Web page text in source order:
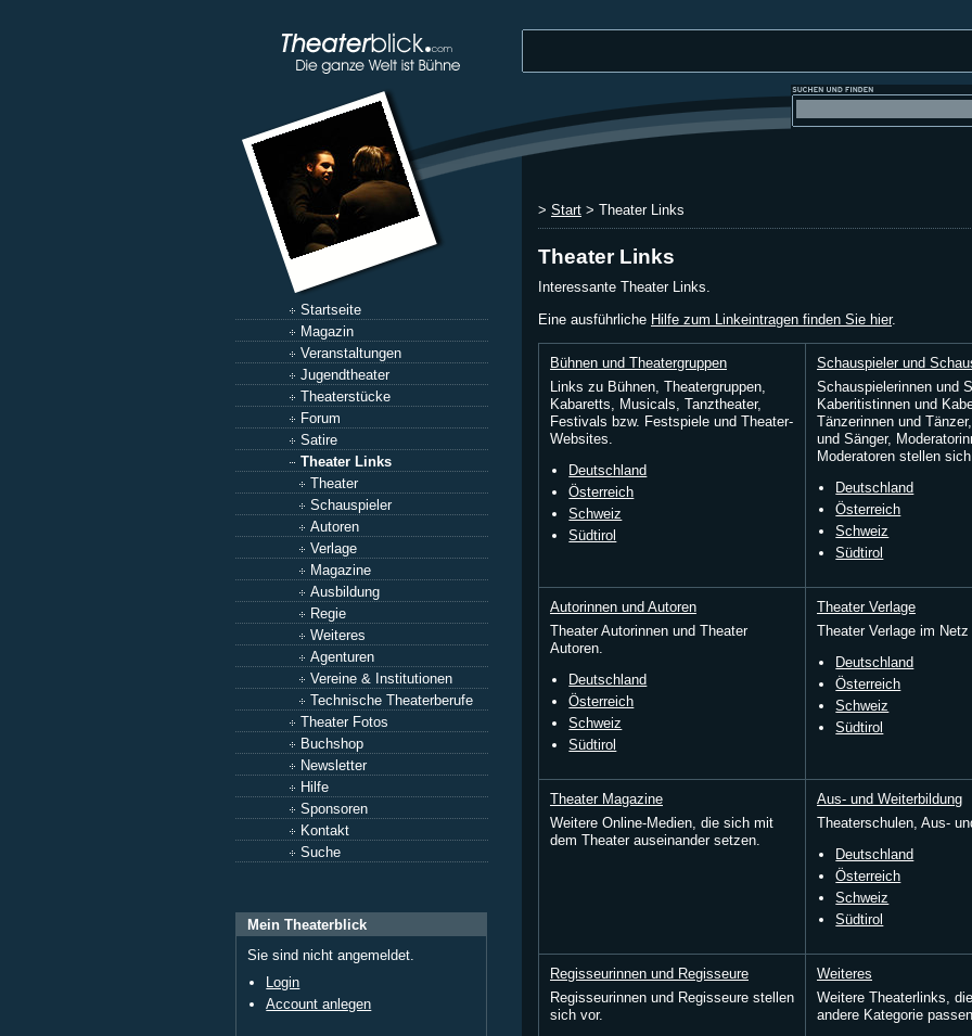
Startseite
Magazin
Veranstaltungen
Jugendtheater
Theaterstücke
Forum
Satire
Theater Links
Theater
Schauspieler
Autoren
Verlage
Magazine
Ausbildung
Regie
Weiteres
Agenturen
Vereine & Institutionen
Technische Theaterberufe
Theater Fotos
Buchshop
Newsletter
Hilfe
Sponsoren
Kontakt
Suche
Mein Theaterblick
Sie sind nicht angemeldet.
Login
Account anlegen
> Start > Theater Links
Theater Links
Interessante Theater Links.
Eine ausführliche Hilfe zum Linkeintragen finden Sie hier.
Bühnen und Theatergruppen
Links zu Bühnen, Theatergruppen,
Kabaretts, Musicals, Tanztheater,
Festivals bzw. Festspiele und Theater-
Websites.
Deutschland
Österreich
Schweiz
Südtirol
Schauspieler und
Schauspielerinnen und
Kaberitistinnen und
Tänzerinnen und
und Sänger,
Moderatoren stellen sich
Deutschland
Österreich
Schweiz
Südtirol
Autorinnen und Autoren
Theater Autorinnen und Theater
Autoren.
Deutschland
Österreich
Schweiz
Südtirol
Theater Verlage
Theater Verlage im Netz
Deutschland
Österreich
Schweiz
Südtirol
Theater Magazine
Weitere Online-Medien, die sich mit
dem Theater auseinander setzen.
Aus- und Weiterbildung
Theaterschulen, Aus-
Deutschland
Österreich
Schweiz
Südtirol
Regisseurinnen und Regisseure
Regisseurinnen und Regisseure stellen
sich vor.
Weiteres
Weitere Theaterlinks,
andere Kategorie passen.